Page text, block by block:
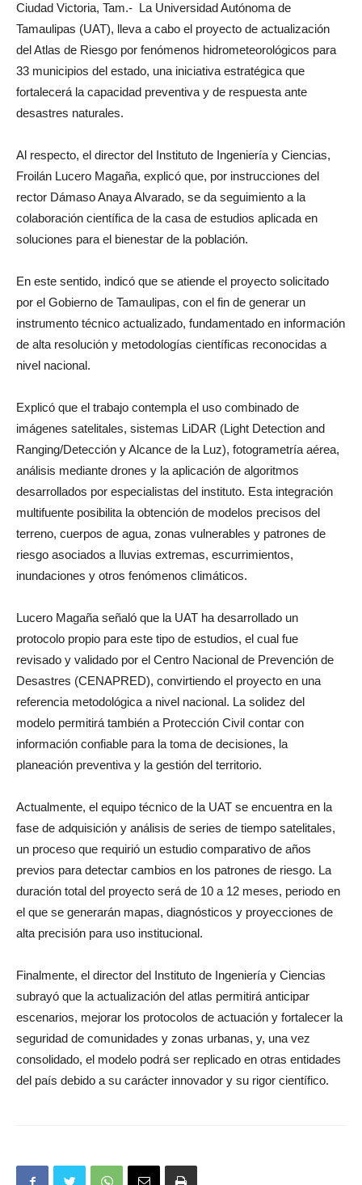
Ciudad Victoria, Tam.- La Universidad Autónoma de
Tamaulipas (UAT), lleva a cabo el proyecto de actualización
del Atlas de Riesgo por fenómenos hidrometeorológicos para
33 municipios del estado, una iniciativa estratégica que
fortalecerá la capacidad preventiva y de respuesta ante
desastres naturales.
Al respecto, el director del Instituto de Ingeniería y Ciencias,
Froilán Lucero Magaña, explicó que, por instrucciones del
rector Dámaso Anaya Alvarado, se da seguimiento a la
colaboración científica de la casa de estudios aplicada en
soluciones para el bienestar de la población.
En este sentido, indicó que se atiende el proyecto solicitado
por el Gobierno de Tamaulipas, con el fin de generar un
instrumento técnico actualizado, fundamentado en información
de alta resolución y metodologías científicas reconocidas a
nivel nacional.
Explicó que el trabajo contempla el uso combinado de
imágenes satelitales, sistemas LiDAR (Light Detection and
Ranging/Detección y Alcance de la Luz), fotogrametría aérea,
análisis mediante drones y la aplicación de algoritmos
desarrollados por especialistas del instituto. Esta integración
multifuente posibilita la obtención de modelos precisos del
terreno, cuerpos de agua, zonas vulnerables y patrones de
riesgo asociados a lluvias extremas, escurrimientos,
inundaciones y otros fenómenos climáticos.
Lucero Magaña señaló que la UAT ha desarrollado un
protocolo propio para este tipo de estudios, el cual fue
revisado y validado por el Centro Nacional de Prevención de
Desastres (CENAPRED), convirtiendo el proyecto en una
referencia metodológica a nivel nacional. La solidez del
modelo permitirá también a Protección Civil contar con
información confiable para la toma de decisiones, la
planeación preventiva y la gestión del territorio.
Actualmente, el equipo técnico de la UAT se encuentra en la
fase de adquisición y análisis de series de tiempo satelitales,
un proceso que requirió un estudio comparativo de años
previos para detectar cambios en los patrones de riesgo. La
duración total del proyecto será de 10 a 12 meses, periodo en
el que se generarán mapas, diagnósticos y proyecciones de
alta precisión para uso institucional.
Finalmente, el director del Instituto de Ingeniería y Ciencias
subrayó que la actualización del atlas permitirá anticipar
escenarios, mejorar los protocolos de actuación y fortalecer la
seguridad de comunidades y zonas urbanas, y, una vez
consolidado, el modelo podrá ser replicado en otras entidades
del país debido a su carácter innovador y su rigor científico.